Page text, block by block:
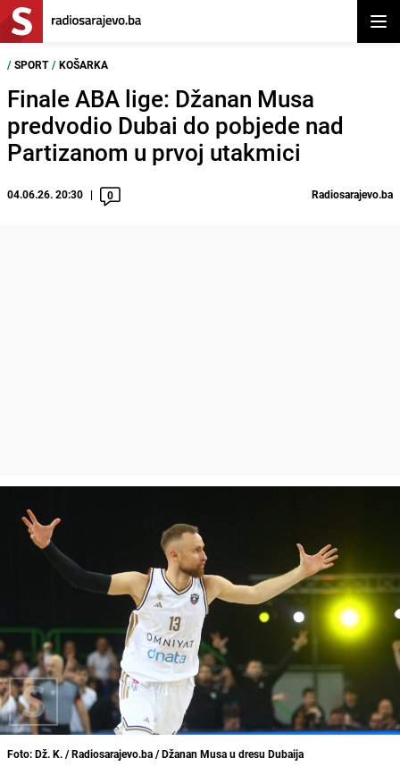
/ SPORT / KOŠARKA
Finale ABA lige: Džanan Musa
predvodio Dubai do pobjede nad
Partizanom u prvoj utakmici
04.06.26. 20:30 0 Radiosarajevo.ba
Foto: Dž. K. / Radiosarajevo.ba / Džanan Musa u dresu Dubaija